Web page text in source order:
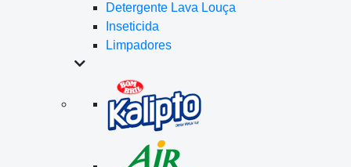
Detergente Lava Louça
Inseticida
Limpadores